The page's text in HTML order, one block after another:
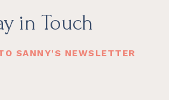
in Touch
SANNY'S NEWSLETTER